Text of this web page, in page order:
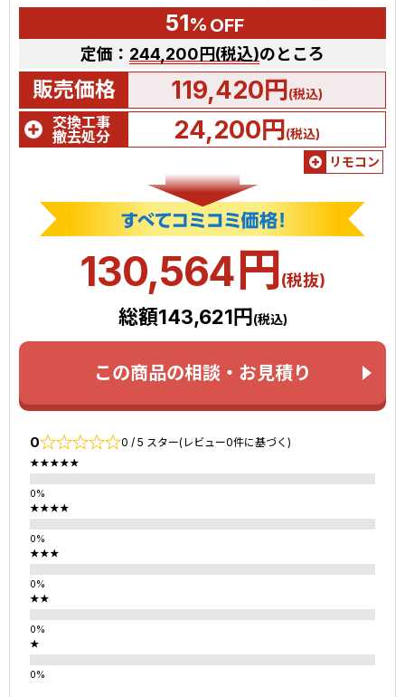
51% OFF
定価： 244,200円(税込)のところ
販売価格 119,420円(税込)
交換工事
撤去処分
24,200円(税込)
リモコン
130,564円(税抜)
総額143,621円(税込)
この商品の相談・お見積り
0 0 / 5 スター(レビュー0件に基づく)
★★★★★
★★★★
★★★
★★
★